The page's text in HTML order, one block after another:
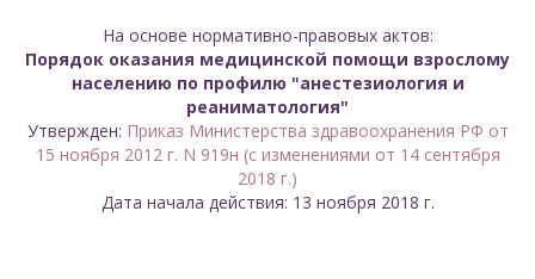
На основе нормативно-правовых актов:
Порядок оказания медицинской помощи взрослому
населению по профилю "анестезиология и
реаниматология"
Утвержден: Приказ Министерства здравоохранения РФ от
15 ноября 2012 г. N 919н (с изменениями от 14 сентября
2018 г.)
Дата начала действия: 13 ноября 2018 г.